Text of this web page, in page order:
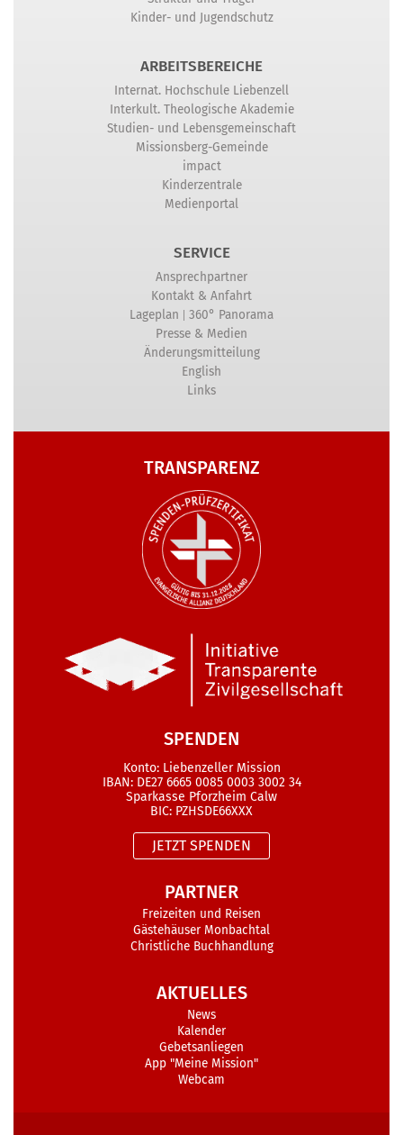
Kinder- und Jugendschutz
ARBEITSBEREICHE
Internat. Hochschule Liebenzell
Interkult. Theologische Akademie
Studien- und Lebensgemeinschaft
Missionsberg-Gemeinde
impact
Kinderzentrale
Medienportal
SERVICE
Ansprechpartner
Kontakt & Anfahrt
Lageplan | 360° Panorama
Presse & Medien
Änderungsmitteilung
English
Links
TRANSPARENZ
SPENDEN
Konto: Liebenzeller Mission
IBAN: DE27 6665 0085 0003 3002 34
Sparkasse Pforzheim Calw
BIC: PZHSDE66XXX
JETZT SPENDEN
PARTNER
Freizeiten und Reisen
Gästehäuser Monbachtal
Christliche Buchhandlung
AKTUELLES
News
Kalender
Gebetsanliegen
App "Meine Mission"
Webcam